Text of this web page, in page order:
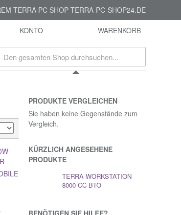
TERRA PC SHOP TERRA-PC-SHOP24.DE
KONTO WARENKORB
PRODUKTE VERGLEICHEN
Sie haben keine Gegenstände zum
Vergleich.
KÜRZLICH ANGESEHENE
PRODUKTE
TERRA WORKSTATION
8000 CC BTO
BENÖTIGEN SIE HILFE?